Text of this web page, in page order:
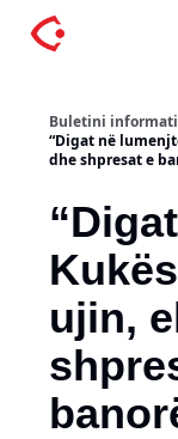
Buletini
“Digat në
dhe shpresat e
ujin,